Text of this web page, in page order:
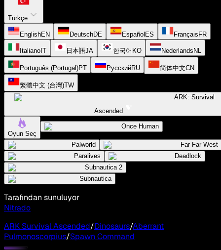
Türkçe
EnglishEN DeutschDE Español ES Français FR
Italiano IT 日本語JA 한국어 KO Nederlands NL
Português (Portugal)PT РусскийRU 简体中文CN
繁體中文 (台灣)TW
ARK: Survival
Ascended
Oyun Seç
Once Human
Palworld
Far Far West
Paralives
Deadlock
Subnautica 2
Subnautica
Tarafından sunuluyor
Nitrado
ARK Survival Ascended/Dinosaurs/Aberrant
Pulmonoscorpius/Spawn Command